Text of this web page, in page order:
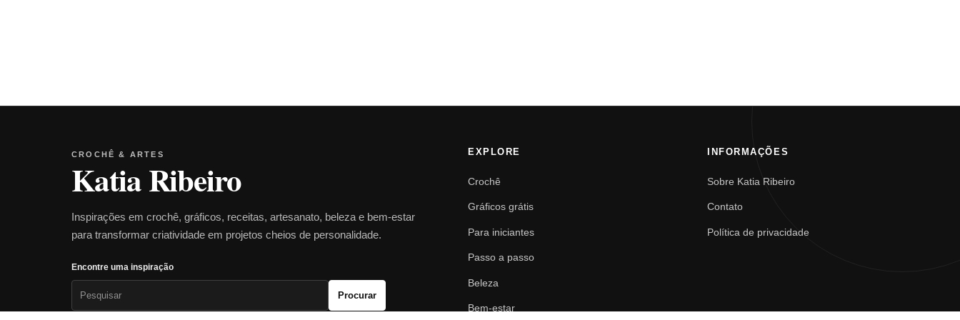
CROCHÊ & ARTES
Katia Ribeiro
Inspirações em crochê, gráficos, receitas, artesanato, beleza e bem-estar
para transformar criatividade em projetos cheios de personalidade.
Encontre uma inspiração
Procurar
EXPLORE
Crochê
Gráficos grátis
Para iniciantes
Passo a passo
Beleza
Bem-estar
INFORMAÇÕES
Sobre Katia Ribeiro
Contato
Política de privacidade